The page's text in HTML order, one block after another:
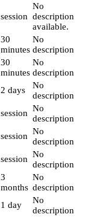
session
No
description
available.
30
minutes
No
description
30
minutes
No
description
2 days
No
description
session No
description
session No
description
session No
description
3
months
No
description
1 day
No
description